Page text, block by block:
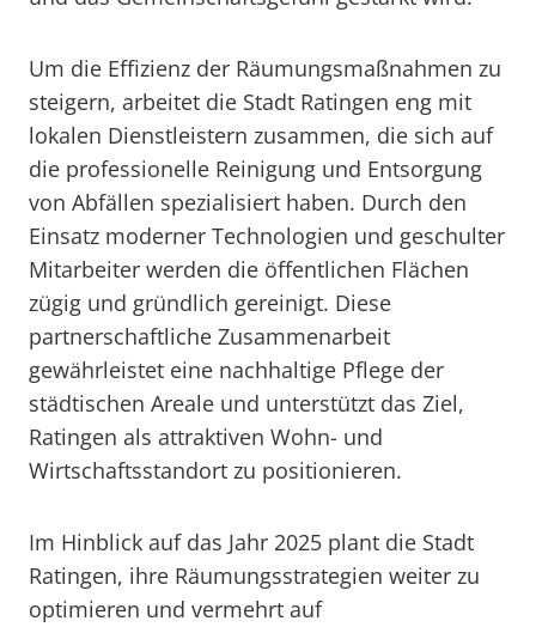
Um die Effizienz der Räumungsmaßnahmen zu
steigern, arbeitet die Stadt Ratingen eng mit
lokalen Dienstleistern zusammen, die sich auf
die professionelle Reinigung und Entsorgung
von Abfällen spezialisiert haben. Durch den
Einsatz moderner Technologien und geschulter
Mitarbeiter werden die öffentlichen Flächen
zügig und gründlich gereinigt. Diese
partnerschaftliche Zusammenarbeit
gewährleistet eine nachhaltige Pflege der
städtischen Areale und unterstützt das Ziel,
Ratingen als attraktiven Wohn- und
Wirtschaftsstandort zu positionieren.
Im Hinblick auf das Jahr 2025 plant die Stadt
Ratingen, ihre Räumungsstrategien weiter zu
optimieren und vermehrt auf